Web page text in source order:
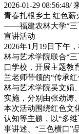
2026-01-29 08:56:48/
青春扎根乡土 红色薪
——福建农林大学“三
宣讲活动
2026年1月19日下午
林与艺术学院联合“
口学校，开展主题教
兰老师带领的“传承
林与艺术学院吴文娟
实施，分别由张劲涛
本次活动围绕红色文
认知等主题，以“多
事讲述、“三色横口”